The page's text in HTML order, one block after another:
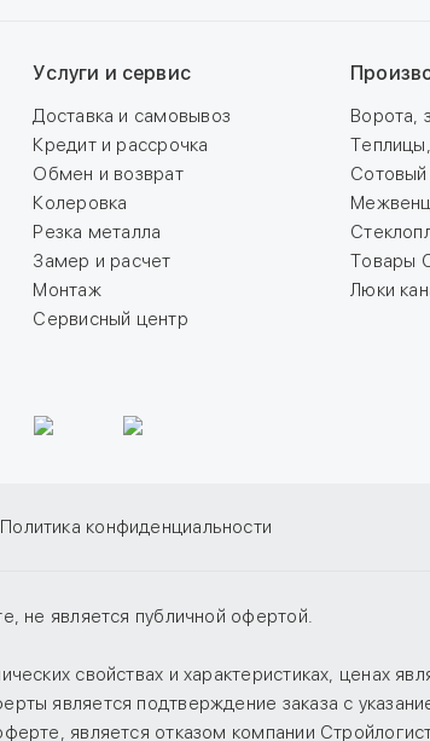
Услуги и сервис
Доставка и самовывоз
Кредит и рассрочка
Обмен и возврат
Колеровка
Резка металла
Замер и расчет
Монтаж
Сервисный центр
Ворота,
Сотовый
Товары
Люки
Политика конфиденциальности
не является публичной офертой.
свойствах и характеристиках, ценах
является подтверждение заказа с
является отказом компании